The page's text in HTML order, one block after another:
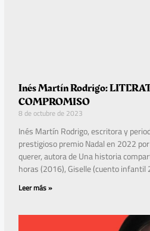
Inés Martín Rodrigo:
COMPROMISO
8 de octubre de 2023
Inés Martín Rodrigo, escritora y
prestigioso premio Nadal en 2022
querer, autora de Una historia
horas (2016), Giselle (cuento infantil
Leer más »